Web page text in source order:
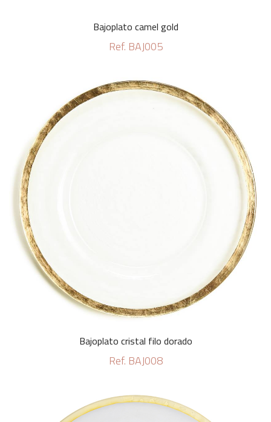
Bajoplato camel gold
Ref. BAJ005
Bajoplato cristal filo dorado
Ref. BAJ008